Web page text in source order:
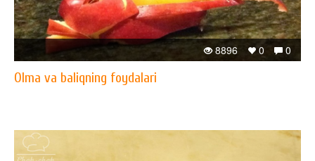
0
0
8896
Olma va baliqning foydalari